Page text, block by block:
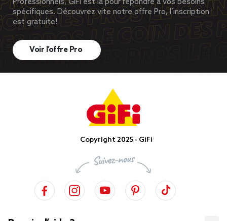
Professionnels, GiFi est là pour répondre à vos besoins
spécifiques. Découvrez vite notre offre Pro, l’inscription
est gratuite!
Voir l’offre Pro
Copyright 2025 - GiFi